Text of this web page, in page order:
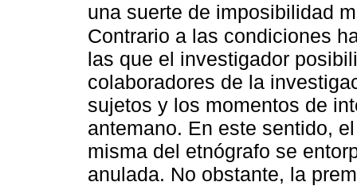
una suerte de imposibilidad
Contrario a las condiciones
las que el investigador
colaboradores de la
sujetos y los momentos de
antemano. En este sentido,
misma del etnógrafo se
anulada. No obstante, la